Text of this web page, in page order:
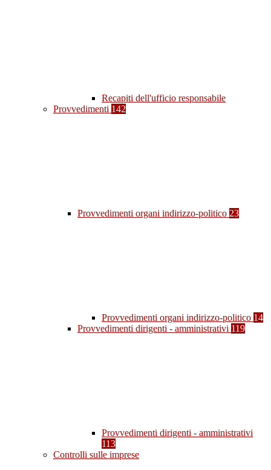
Recapiti dell'ufficio responsabile
Provvedimenti 142
Provvedimenti organi indirizzo-politico 23
Provvedimenti organi indirizzo-politico 14
Provvedimenti dirigenti - amministrativi 119
Provvedimenti dirigenti - amministrativi
113
Controlli sulle imprese